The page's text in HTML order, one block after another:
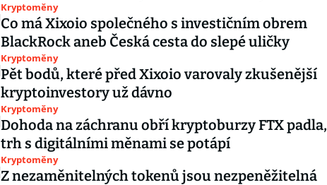
Kryptoměny
Co má Xixoio společného s investičním obrem
BlackRock aneb Česká cesta do slepé uličky
Kryptoměny
Pět bodů, které před Xixoio varovaly zkušenější
kryptoinvestory už dávno
Kryptoměny
Dohoda na záchranu obří kryptoburzy FTX padla,
trh s digitálními měnami se potápí
Kryptoměny
Z nezaměnitelných tokenů jsou nezpeněžitelná